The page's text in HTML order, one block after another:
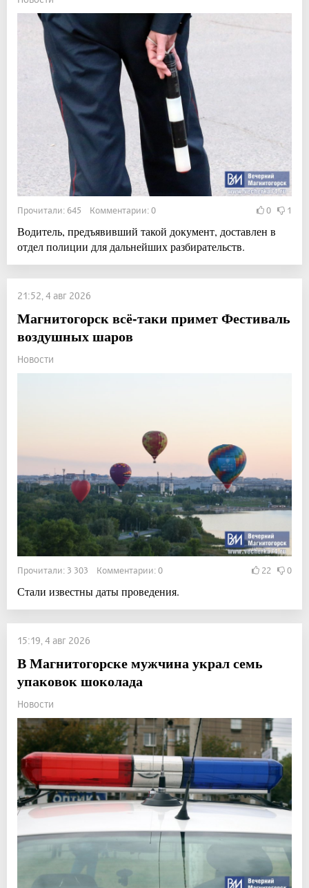
Прочитали: 645 Комментарии: 0 0 1
Водитель, предъявивший такой документ, доставлен в
отдел полиции для дальнейших разбирательств.
21:52, 4 авг 2026
Магнитогорск всё-таки примет Фестиваль
воздушных шаров
Новости
Прочитали: 3 303 Комментарии: 0 22 0
Стали известны даты проведения.
15:19, 4 авг 2026
В Магнитогорске мужчина украл семь
упаковок шоколада
Новости